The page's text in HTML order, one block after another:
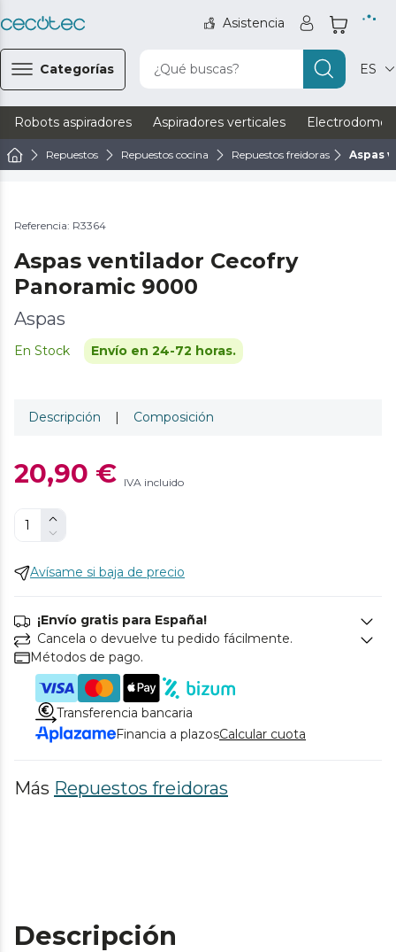
Asistencia
Categorías ¿Qué buscas? ES
Robots aspiradores Aspiradores verticales
Repuestos Repuestos cocina Repuestos freidoras Aspas
Referencia: R3364
Aspas ventilador Cecofry
Panoramic 9000
Aspas
En Stock Envío en 24-72 horas.
Descripción | Composición
20,90 € IVA incluido
Avísame si baja de precio
¡Envío gratis para España!
Cancela o devuelve tu pedido fácilmente.
Métodos de pago.
Transferencia bancaria
Financia a plazosCalcular cuota
Más Repuestos freidoras
Descripción